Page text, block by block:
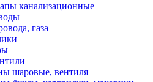
канализационные
газа
шаровые, вентиля